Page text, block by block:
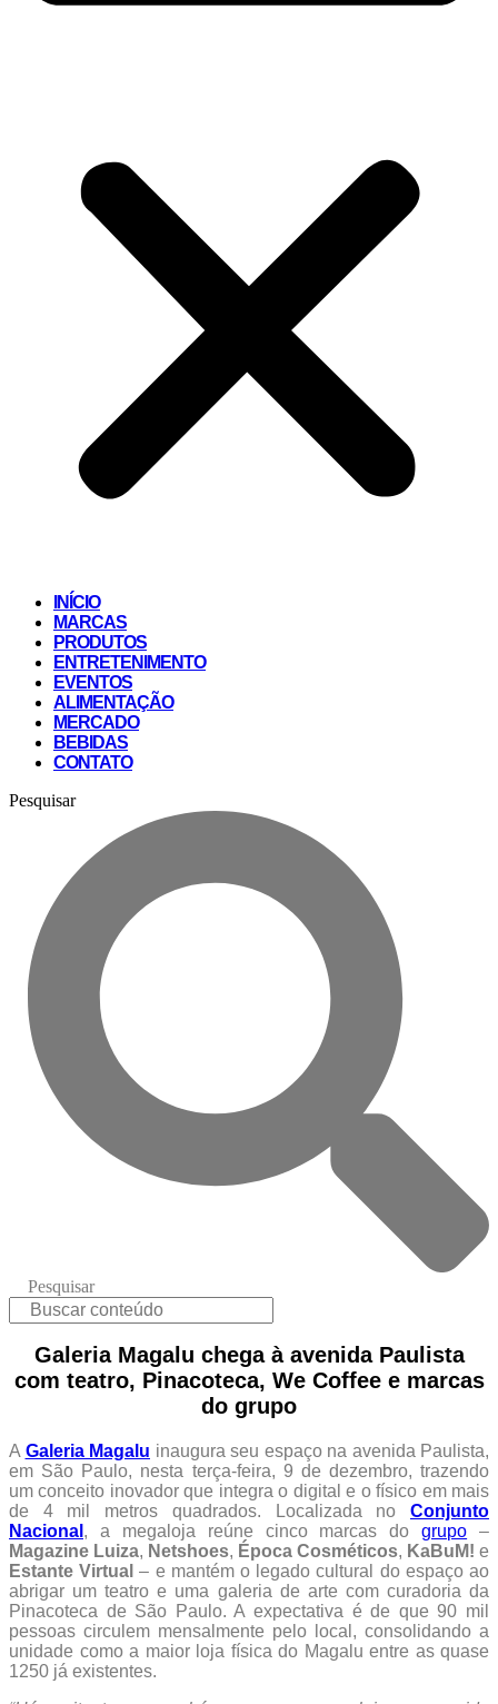
INÍCIO
MARCAS
PRODUTOS
ENTRETENIMENTO
EVENTOS
ALIMENTAÇÃO
MERCADO
BEBIDAS
CONTATO
Pesquisar
Pesquisar
Galeria Magalu chega à avenida Paulista
com teatro, Pinacoteca, We Coffee e marcas
do grupo
A Galeria Magalu inaugura seu espaço na avenida Paulista,
em São Paulo, nesta terça-feira, 9 de dezembro, trazendo
um conceito inovador que integra o digital e o físico em mais
de 4 mil metros quadrados. Localizada no Conjunto
Nacional , a megaloja reúne cinco marcas dogrupo –
Magazine Luiza, Netshoes, Época Cosméticos, KaBuM! e
Estante Virtual – e mantém o legado cultural do espaço ao
abrigar um teatro e uma galeria de arte com curadoria da
Pinacoteca de São Paulo. A expectativa é de que 90 mil
pessoas circulem mensalmente pelo local, consolidando a
unidade como a maior loja física do Magalu entre as quase
1250 já existentes.